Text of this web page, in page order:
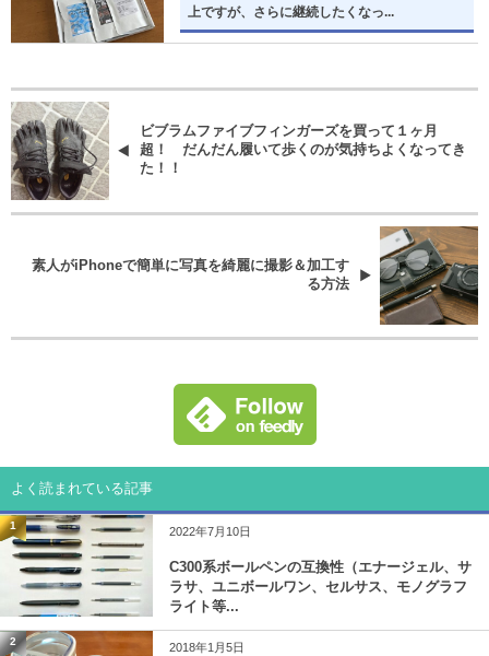
上ですが、さらに継続したくなっ...
ビブラムファイブフィンガーズを買って１ヶ月
超！ だんだん履いて歩くのが気持ちよくなってき
た！！
素人がiPhoneで簡単に写真を綺麗に撮影＆加工す
る方法
よく読まれている記事
1 2022年7月10日
C300系ボールペンの互換性（エナージェル、サ
ラサ、ユニボールワン、セルサス、モノグラフ
ライト等...
2 2018年1月5日